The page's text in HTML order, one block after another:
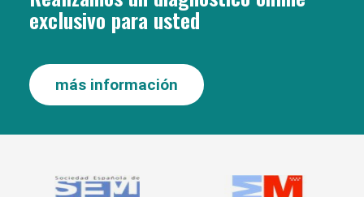
exclusivo para usted
más información